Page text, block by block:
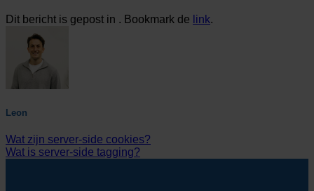
Dit bericht is gepost in . Bookmark de link.
Leon
Wat zijn server-side cookies?
Wat is server-side tagging?